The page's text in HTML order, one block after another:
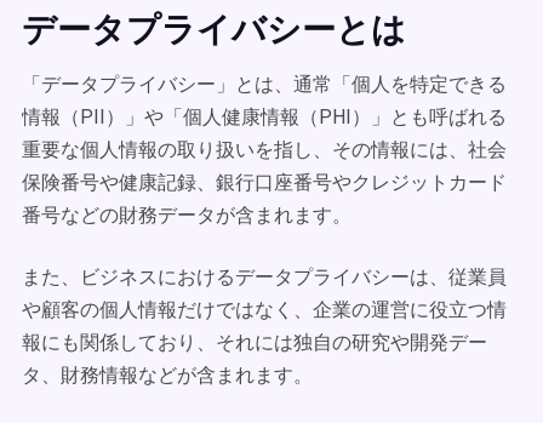
データプライバシーとは
「データプライバシー」とは、通常「個人を特定できる
情報（PII）」や「個人健康情報（PHI）」とも呼ばれる
重要な個人情報の取り扱いを指し、その情報には、社会
保険番号や健康記録、銀行口座番号やクレジットカード
番号などの財務データが含まれます。
また、ビジネスにおけるデータプライバシーは、従業員
や顧客の個人情報だけではなく、企業の運営に役立つ情
報にも関係しており、それには独自の研究や開発デー
タ、財務情報などが含まれます。